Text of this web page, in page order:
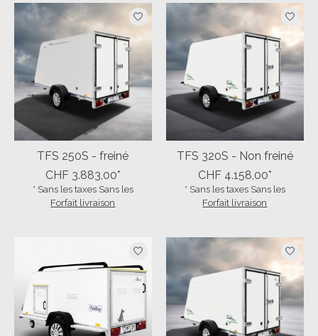
TFS 250S - freiné
CHF 3.883,00*
* Sans les taxes Sans les
Forfait livraison
TFS 320S - Non freiné
CHF 4.158,00*
* Sans les taxes Sans les
Forfait livraison